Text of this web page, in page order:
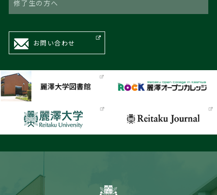
修了生の方へ
お問い合わせ